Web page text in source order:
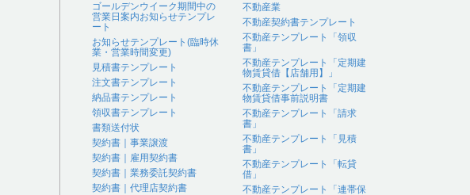
ゴールデンウイーク期間中の
営業日案内お知らせテンプレ
ート
お知らせテンプレート(臨時休
業・営業時間変更)
見積書テンプレート
注文書テンプレート
納品書テンプレート
領収書テンプレート
書類送付状
契約書｜事業譲渡
契約書｜雇用契約書
契約書｜業務委託契約書
契約書｜代理店契約書
不動産業
不動産契約書テンプレート
不動産テンプレート「領収
書」
不動産テンプレート「定期建
物賃貸借【店舗用】」
不動産テンプレート「定期建
物賃貸借事前説明書
不動産テンプレート「請求
書」
不動産テンプレート「見積
書」
不動産テンプレート「転貸
借」
不動産テンプレート「連帯保